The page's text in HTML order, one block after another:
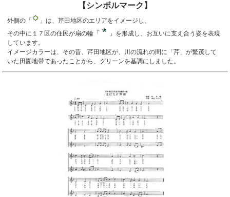
【シンボルマーク】
外側の「
」は、芹田地区のエリアをイメージし、
その中に１７区の住民が扇の輪「
」を形成し、お互いに支え合う姿を表現
しています。
イメージカラーは、その昔、芹田地区が、川の流れの間に「芹」が繁茂して
いた田園地帯であったことから、グリーンを基調にしました。